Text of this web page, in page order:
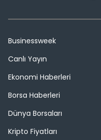
Businessweek
Canlı Yayın
Ekonomi Haberleri
Borsa Haberleri
Dünya Borsaları
Kripto Fiyatları